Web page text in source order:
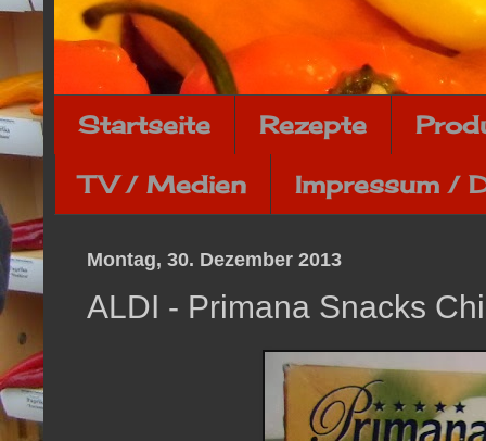
Startseite Rezepte
TV / Medien Impressum /
Montag, 30. Dezember 2013
ALDI - Primana Snacks